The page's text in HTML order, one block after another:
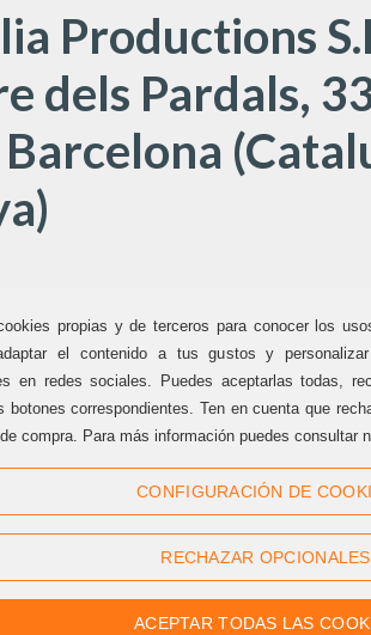
Productions
dels Pardals,
Sternalia:
170 17 97
9:00h a 17:00h
a 17:00h
propias y de terceros para conocer los
el contenido a tus gustos y
en redes sociales. Puedes aceptarlas todas,
botones correspondientes. Ten en cuenta que
compra. Para más información puedes consultar
CONFIGURACIÓN DE
RECHAZAR OPCIONALES
ACEPTAR TODAS LAS